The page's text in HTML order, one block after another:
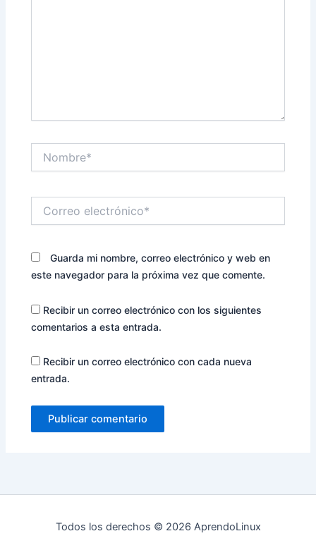
electrónico*
Guarda mi nombre, correo electrónico y web en
este navegador para la próxima vez que comente.
Recibir un correo electrónico con los siguientes
comentarios a esta entrada.
Recibir un correo electrónico con cada nueva
entrada.
Todos los derechos © 2026 AprendoLinux